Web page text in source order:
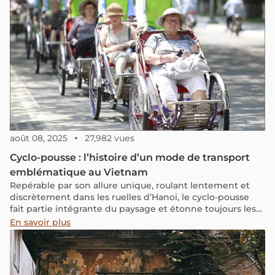
août 08, 2025 27,982 vues
Cyclo-pousse : l’histoire d’un mode de transport
emblématique au Vietnam
Repérable par son allure unique, roulant lentement et
discrètement dans les ruelles d’Hanoi, le cyclo-pousse
fait partie intégrante du paysage et étonne toujours les
voyageurs lorsqu’ils visitent la capitale. Il est, avec le
chapeau conique et la tenue vietnamienne traditionnelle
Ao dai, un symbole emblématique du Vietnam. Il a
traversé de nombreuses épopées de l’histoire
contemporaine vietnamienne avant de devenir le
En savoir plus